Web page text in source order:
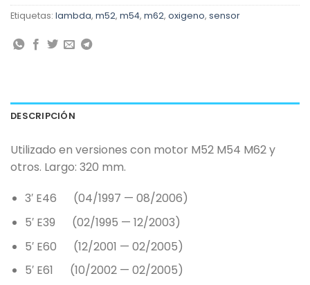
Etiquetas: lambda, m52, m54, m62, oxigeno, sensor
DESCRIPCIÓN
Utilizado en versiones con motor M52 M54 M62 y
otros. Largo: 320 mm.
3′ E46 (04/1997 — 08/2006)
5′ E39 (02/1995 — 12/2003)
5′ E60 (12/2001 — 02/2005)
5′ E61 (10/2002 — 02/2005)